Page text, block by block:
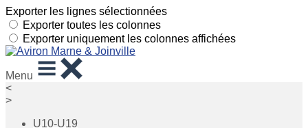
Exporter les lignes sélectionnées
Exporter toutes les colonnes
Exporter uniquement les colonnes affichées
Menu
<
>
U10-U19